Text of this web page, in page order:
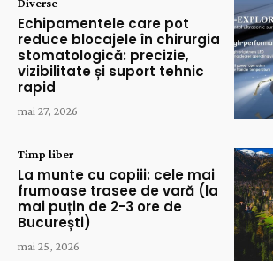
Echipamentele care pot
reduce blocajele în chirurgia
stomatologică: precizie,
vizibilitate și suport tehnic
rapid
mai 27, 2026
Timp liber
La munte cu copiii: cele mai
frumoase trasee de vară (la
mai puțin de 2-3 ore de
București)
mai 25, 2026